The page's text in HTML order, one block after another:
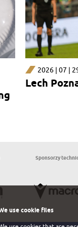
2026 | 07 |
Lech
Sponsorzy
use cookie files